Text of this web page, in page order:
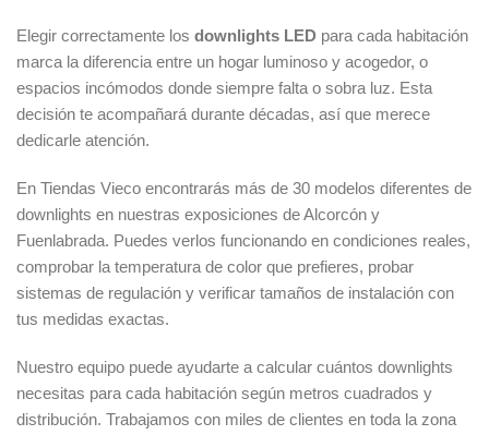
Elegir correctamente los downlights LED para cada habitación
marca la diferencia entre un hogar luminoso y acogedor, o
espacios incómodos donde siempre falta o sobra luz. Esta
decisión te acompañará durante décadas, así que merece
dedicarle atención.
En Tiendas Vieco encontrarás más de 30 modelos diferentes de
downlights en nuestras exposiciones de Alcorcón y
Fuenlabrada. Puedes verlos funcionando en condiciones reales,
comprobar la temperatura de color que prefieres, probar
sistemas de regulación y verificar tamaños de instalación con
tus medidas exactas.
Nuestro equipo puede ayudarte a calcular cuántos downlights
necesitas para cada habitación según metros cuadrados y
distribución. Trabajamos con miles de clientes en toda la zona